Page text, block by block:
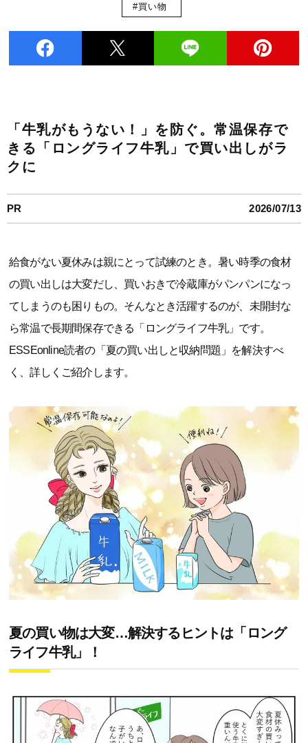
#買い物
「牛乳がもうない！」を防ぐ。常温保存で
きる「ロングライフ牛乳」で買い出しがラ
クに
PR 2026/07/13
給食がない夏休みは親にとって試練のとき。暑い時季の食材
の買い出しは大変だし、買いおきで冷蔵庫がパンパンになっ
てしまうのも困りもの。そんなとき活躍するのが、未開封な
ら常温で長期間保存できる「ロングライフ牛乳」です。
ESSEonline読者の「夏の買い出しと収納問題」を解決すべ
く、詳しくご紹介します。
夏の買い物は大変…解決するヒントは「ロング
ライフ牛乳」！